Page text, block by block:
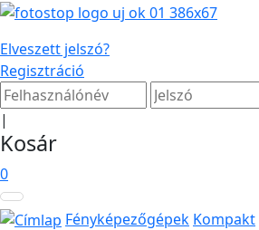
Elveszett jelszó?
Regisztráció
|
Kosár
0
Fényképezőgépek Kompakt